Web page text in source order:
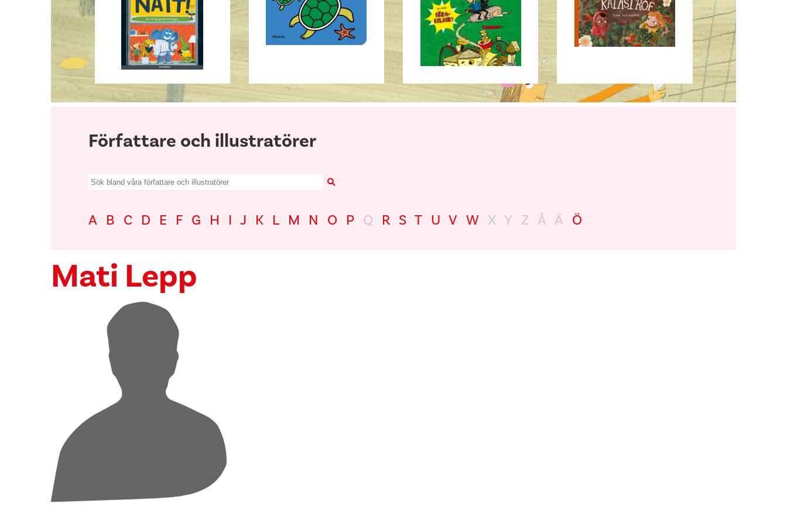
Författare och illustratörer
Search
A B C D E F G H I J K L M N O P Q R S T U V W X Y Z Å Ä Ö
Mati Lepp